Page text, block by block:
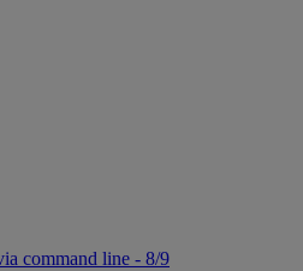
command line - 8/9